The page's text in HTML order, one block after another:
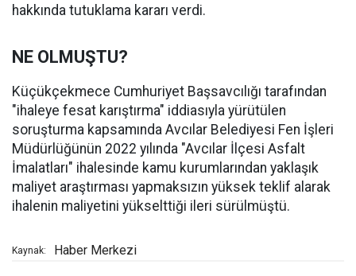
hakkında tutuklama kararı verdi.
NE OLMUŞTU?
Küçükçekmece Cumhuriyet Başsavcılığı tarafından
"ihaleye fesat karıştırma" iddiasıyla yürütülen
soruşturma kapsamında Avcılar Belediyesi Fen İşleri
Müdürlüğünün 2022 yılında "Avcılar İlçesi Asfalt
İmalatları" ihalesinde kamu kurumlarından yaklaşık
maliyet araştırması yapmaksızın yüksek teklif alarak
ihalenin maliyetini yükselttiği ileri sürülmüştü.
Kaynak: Haber Merkezi